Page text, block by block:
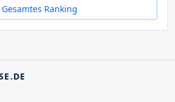
Gesamtes Ranking